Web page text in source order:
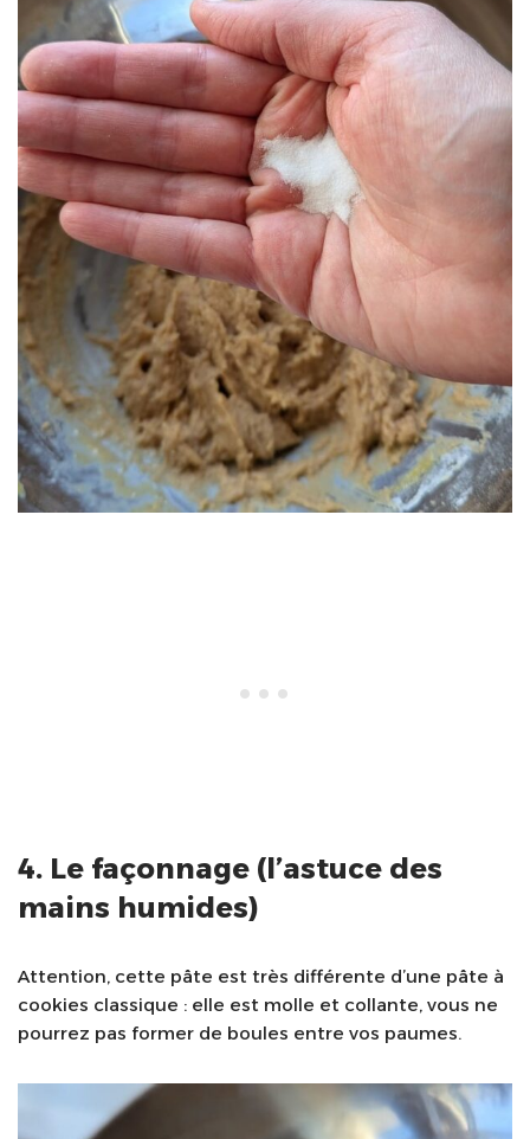
4. Le façonnage (l’astuce des
mains humides)
Attention, cette pâte est très différente d’une pâte à
cookies classique : elle est molle et collante, vous ne
pourrez pas former de boules entre vos paumes.